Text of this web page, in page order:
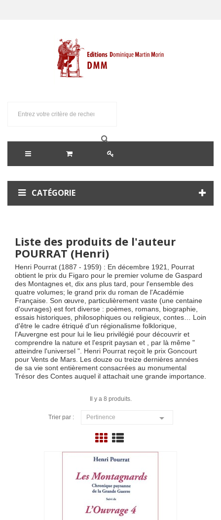
CATÉGORIE
Liste des produits de l'auteur
POURRAT (Henri)
Henri Pourrat (1887 - 1959) : En décembre 1921, Pourrat
obtient le prix du Figaro pour le premier volume de Gaspard
des Montagnes et, dix ans plus tard, pour l'ensemble des
quatre volumes; le grand prix du roman de l'Académie
Française. Son œuvre, particulièrement vaste (une centaine
d'ouvrages) est fort diverse : poèmes, romans, biographie,
essais historiques, philosophiques ou religieux, contes… Loin
d'être le cadre étriqué d'un régionalisme folklorique,
l'Auvergne est pour lui le lieu privilégié pour découvrir et
comprendre la nature et l'esprit paysan et , par là même "
atteindre l'universel ". Henri Pourrat reçoit le prix Goncourt
pour Vents de Mars. Les douze ou treize dernières années
de sa vie sont entièrement consacrées au monumental
Trésor des Contes auquel il attachait une grande importance.
Il y a 8 produits.
Trier par : Pertinence 